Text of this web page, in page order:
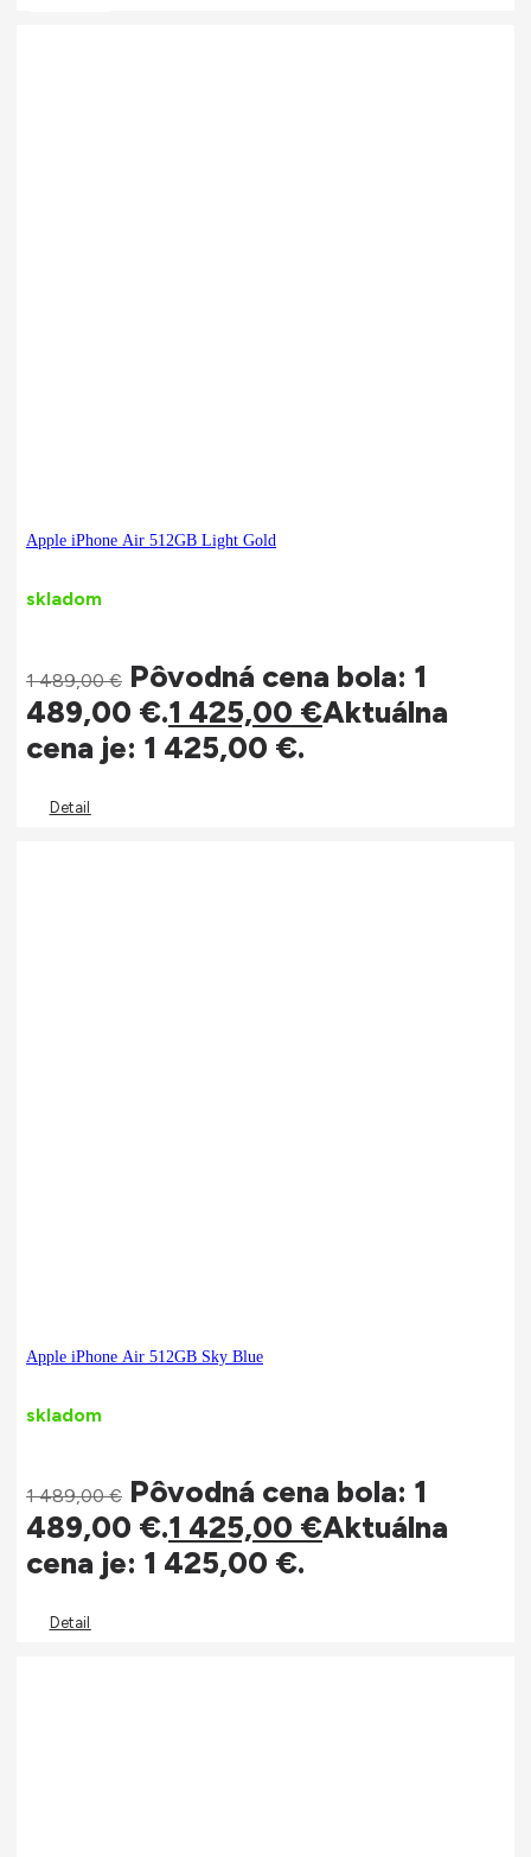
Apple iPhone Air 512GB Light Gold
skladom
1 489,00€ Pôvodná cena bola: 1
489,00 €.1 425,00 €Aktuálna
cena je: 1 425,00 €.
Detail
Apple iPhone Air 512GB Sky Blue
skladom
1 489,00€ Pôvodná cena bola: 1
489,00 €.1 425,00 €Aktuálna
cena je: 1 425,00 €.
Detail